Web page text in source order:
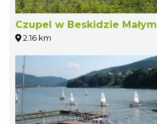
Czupel w Beskidzie Małym
2.16 km